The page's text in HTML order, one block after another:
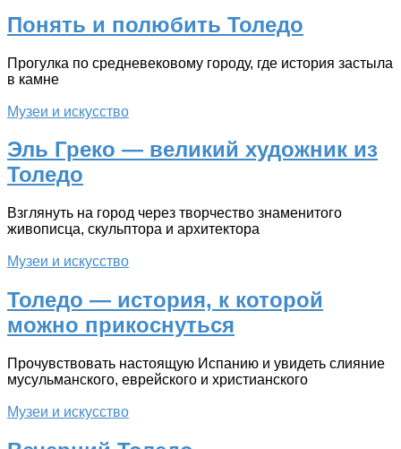
Понять и полюбить Толедо
Прогулка по средневековому городу, где история застыла
в камне
Музеи и искусство
Эль Греко — великий художник из
Толедо
Взглянуть на город через творчество знаменитого
живописца, скульптора и архитектора
Музеи и искусство
Толедо — история, к которой
можно прикоснуться
Прочувствовать настоящую Испанию и увидеть слияние
мусульманского, еврейского и христианского
Музеи и искусство